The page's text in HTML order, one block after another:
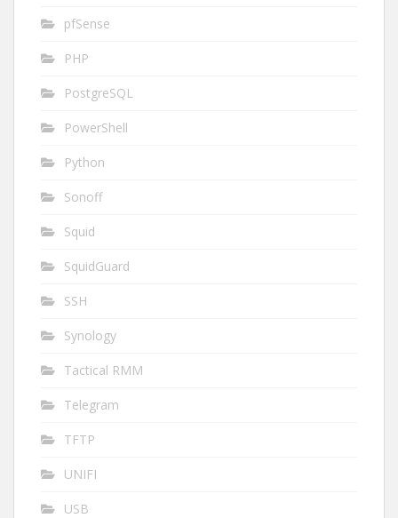
pfSense
PHP
PostgreSQL
PowerShell
Python
Sonoff
Squid
SquidGuard
SSH
Synology
Tactical RMM
Telegram
TFTP
UNIFI
USB